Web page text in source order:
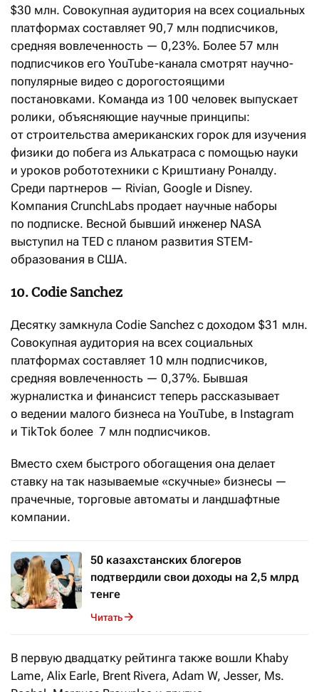
$30 млн. Совокупная аудитория на всех социальных
платформах составляет 90,7 млн подписчиков,
средняя вовлеченность — 0,23%. Более 57 млн
подписчиков его YouTube-канала смотрят научно-
популярные видео с дорогостоящими
постановками. Команда из 100 человек выпускает
ролики, объясняющие научные принципы:
от строительства американских горок для изучения
физики до побега из Алькатраса с помощью науки
и уроков робототехники с Криштиану Роналду.
Среди партнеров — Rivian, Google и Disney.
Компания CrunchLabs продает научные наборы
по подписке. Весной бывший инженер NASA
выступил на TED с планом развития STEM-
образования в США.
10. Codie Sanchez
Десятку замкнула Codie Sanchez с доходом $31 млн.
Совокупная аудитория на всех социальных
платформах составляет 10 млн подписчиков,
средняя вовлеченность — 0,37%. Бывшая
журналистка и финансист теперь рассказывает
о ведении малого бизнеса на YouTube, в Instagram
и TikTok более 7 млн подписчиков.
Вместо схем быстрого обогащения она делает
ставку на так называемые «скучные» бизнесы —
прачечные, торговые автоматы и ландшафтные
компании.
50 казахстанских блогеров
подтвердили свои доходы на 2,5 млрд
тенге
Читать
В первую двадцатку рейтинга также вошли Khaby
Lame, Alix Earle, Brent Rivera, Adam W, Jesser, Ms.